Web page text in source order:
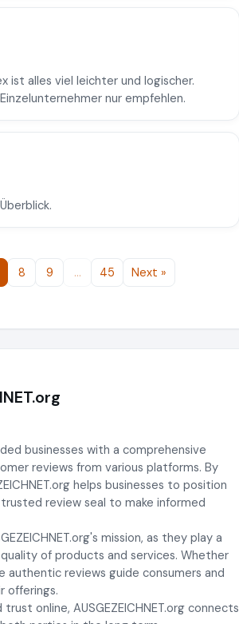
ist alles viel leichter und logischer.
nur empfehlen.
8 9 … 45 Next »
businesses with a comprehensive
reviews from various platforms. By
helps businesses to position
review seal to make informed
mission, as they play a
of products and services. Whether
reviews guide consumers and
offerings.
online, AUSGEZEICHNET.org connects